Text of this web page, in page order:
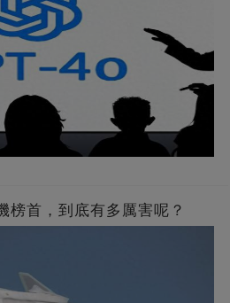
榜首，到底有多厲害呢？